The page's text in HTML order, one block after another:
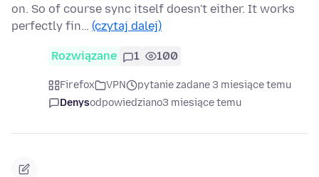
on. So of course sync itself doesn't either. It works
perfectly fin… (czytaj dalej)
Rozwiązane 1 100
Firefox VPN
pytanie zadane 3 miesiące temu
Denysodpowiedziano3 miesiące temu